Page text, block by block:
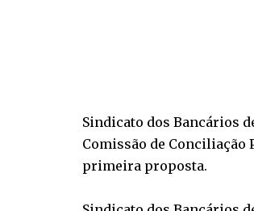
Sindicato dos Bancários
Comissão de Conciliação
primeira proposta.